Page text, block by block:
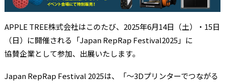
APPLE TREE株式会社はこのたび、2025年6月14日（土）・15日
（日）に開催される「Japan RepRap Festival2025」に
協賛企業として参加、出展いたします。
Japan RepRap Festival 2025は、「～3Dプリンターでつながる